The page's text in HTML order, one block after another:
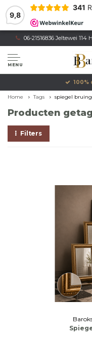
9,8
341
06-21516836 Jeltewei
MENU
100%
Home Tags spiegel
Producten
Filters